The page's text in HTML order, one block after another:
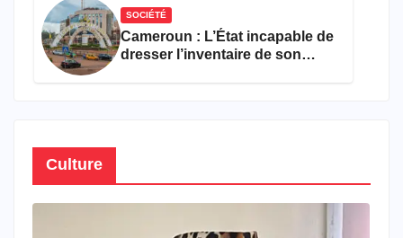
SOCIÉTÉ
Cameroun : L’État incapable de
dresser l’inventaire de son
Culture